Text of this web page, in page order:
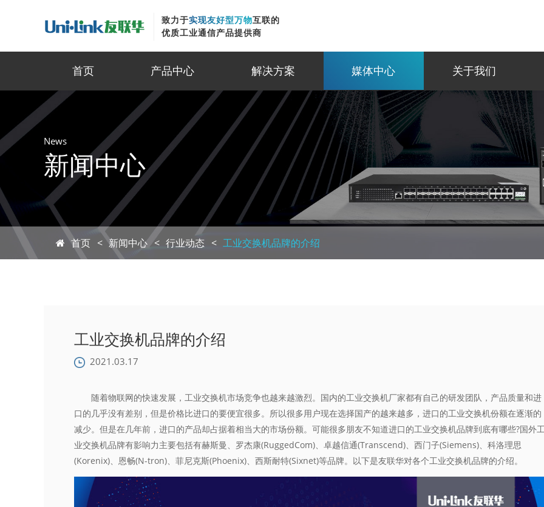
致力于实现友好型万物互联的
优质工业通信产品提供商
首页 产品中心 解决方案 媒体中心 关于我们
News
新闻中心
首页 新闻中心 行业动态 工业交换机品牌的介绍
工业交换机品牌的介绍
2021.03.17
随着物联网的快速发展，工业交换机市场竞争也越来越激烈。国内的工业交换机厂家都有自己的研发团队，产品质量和进
口的几乎没有差别，但是价格比进口的要便宜很多。所以很多用户现在选择国产的越来越多，进口的工业交换机份额在逐渐的
减少。但是在几年前，进口的产品却占据着相当大的市场份额。可能很多朋友不知道进口的工业交换机品牌到底有哪些?国外
业交换机品牌有影响力主要包括有赫斯曼、罗杰康(RuggedCom)、卓越信通(Transcend)、西门子(Siemens)、科洛理思
(Korenix)、恩畅(N-tron)、菲尼克斯(Phoenix)、西斯耐特(Sixnet)等品牌。以下是友联华对各个工业交换机品牌的介绍。